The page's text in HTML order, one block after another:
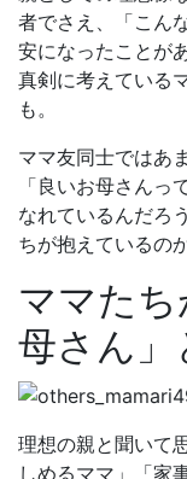
者でさえ、「こん
安になったことが
真剣に考えている
も。
ママ友同士ではあ
「良いお母さんっ
なれているんだろ
ちが抱えているの
ママた
母さん」
理想の親と聞いて
しめるママ」「家